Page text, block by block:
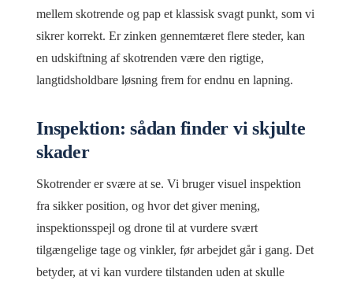
mellem skotrende og pap et klassisk svagt punkt, som vi
sikrer korrekt. Er zinken gennemtæret flere steder, kan
en udskiftning af skotrenden være den rigtige,
langtidsholdbare løsning frem for endnu en lapning.
Inspektion: sådan finder vi skjulte
skader
Skotrender er svære at se. Vi bruger visuel inspektion
fra sikker position, og hvor det giver mening,
inspektionsspejl og drone til at vurdere svært
tilgængelige tage og vinkler, før arbejdet går i gang. Det
betyder, at vi kan vurdere tilstanden uden at skulle